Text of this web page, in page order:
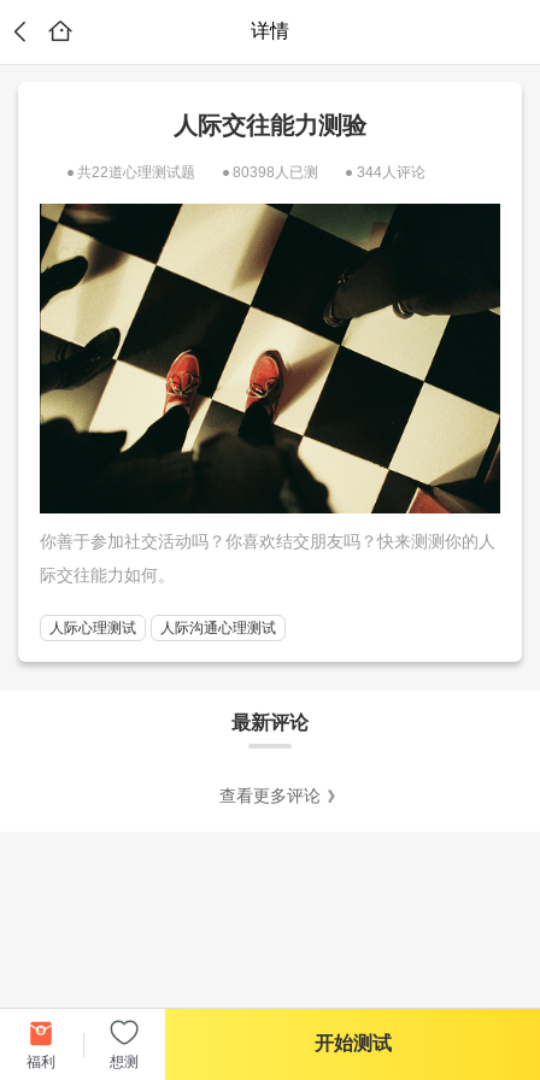
详情
人际交往能力测验
共22道心理测试题 80398人已测 344人评论
你善于参加社交活动吗？你喜欢结交朋友吗？快来测测你的人
际交往能力如何。
人际心理测试 人际沟通心理测试
最新评论
查看更多评论
福利 想测
开始测试